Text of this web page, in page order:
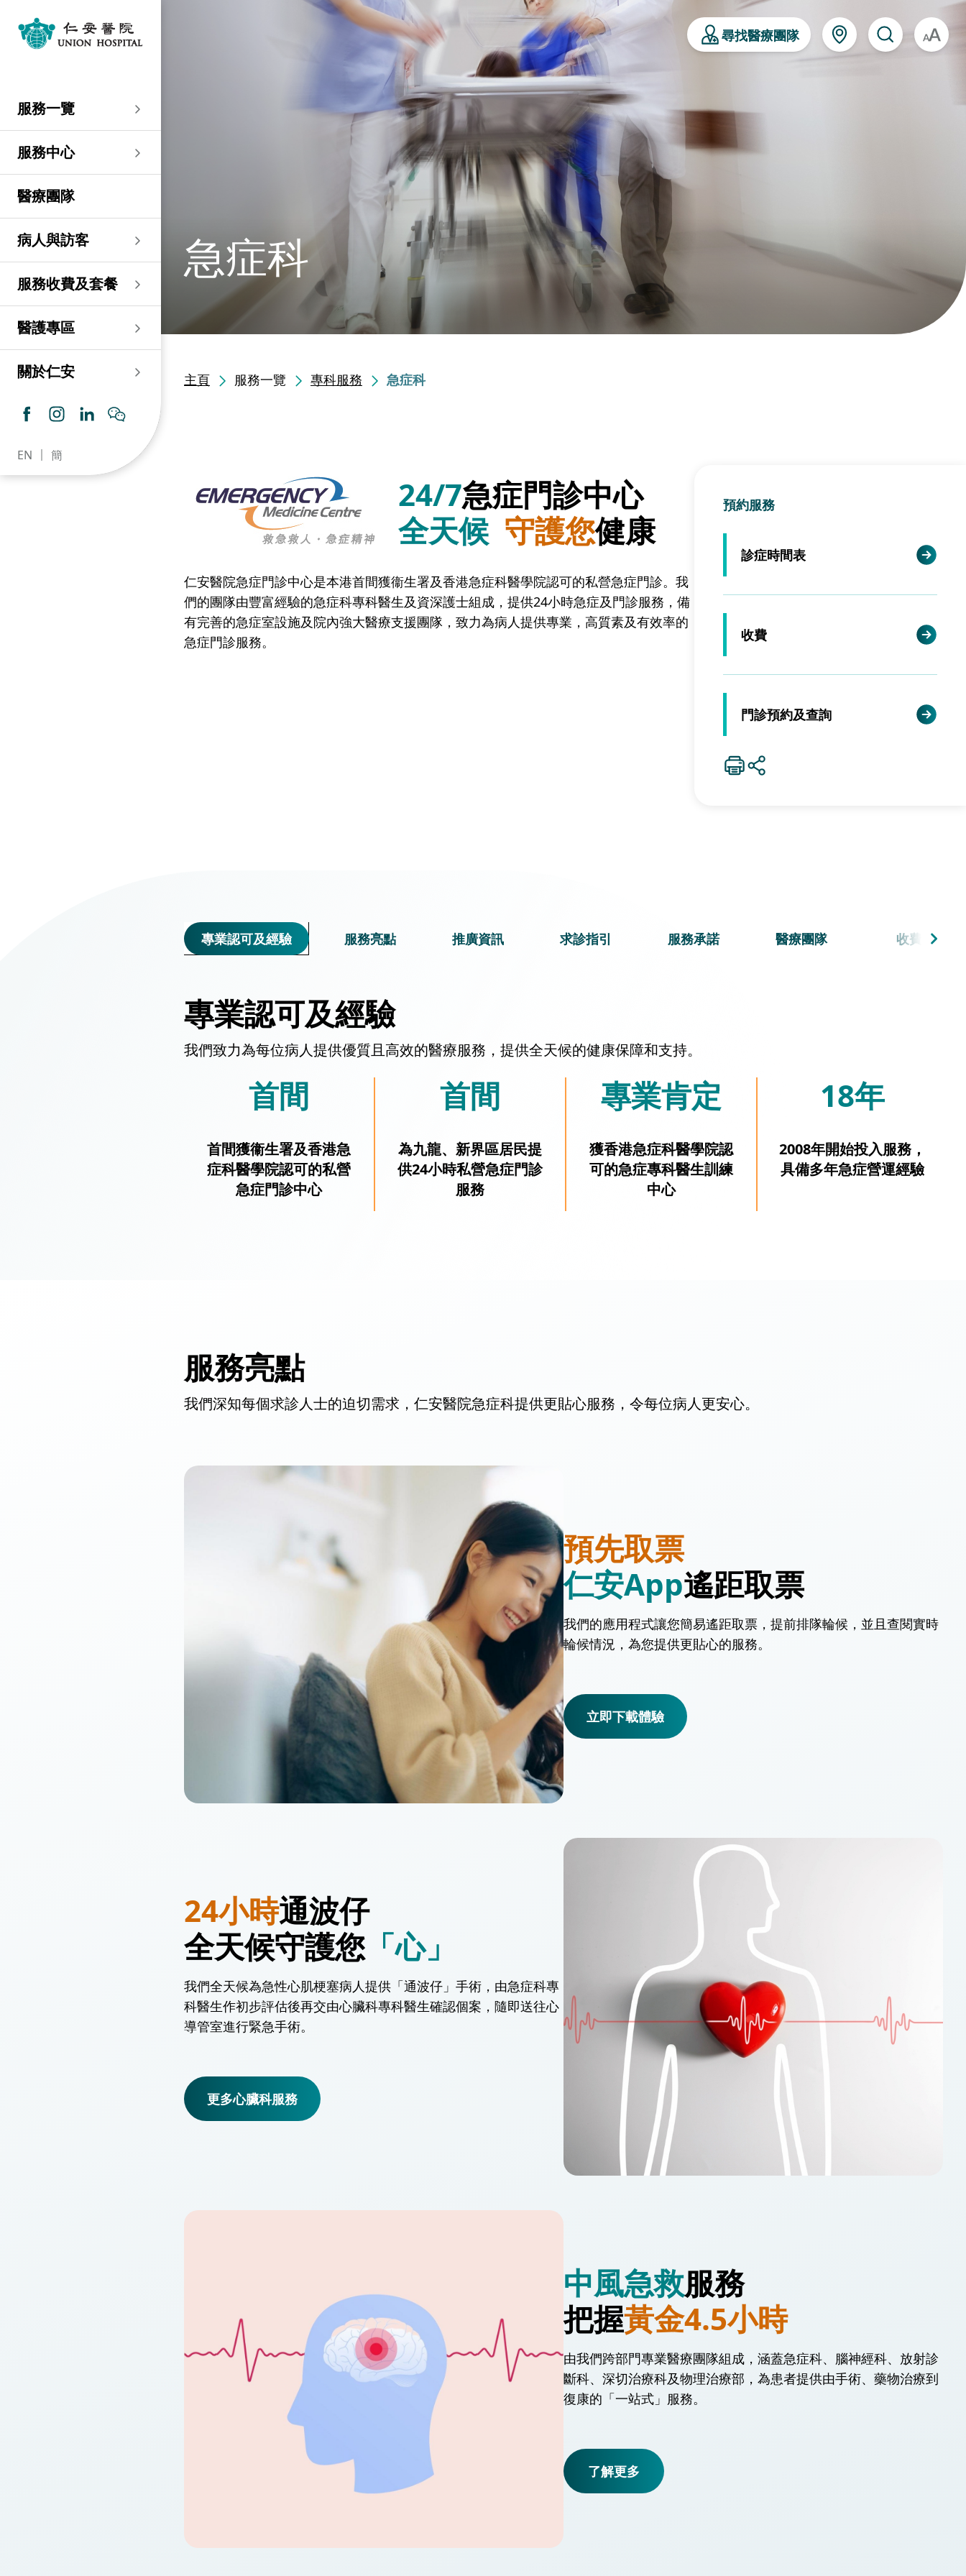
服務一覽
服務一覽
急症及門診
專科服務
專科服務
婦產科／生殖醫學
婦產科／生殖醫學
婦產科
生殖醫學科
外科
外科
乳房健康
泌尿外科
心胸肺外科
神經外科 (腦及脊椎)
整形外科
骨科
內科
內科
腸胃肝臟科
呼吸系統科
內分泌及糖尿科
風濕病科
腎科
老人科
血液及血液腫瘤科
感染及傳染病科
腫瘤科
耳鼻喉科
兒科
兒科
小兒外科及小兒泌尿科
過敏專科服務
心理衛生服務 / 精神科
其他醫療服務
其他醫療服務
健康檢查
疫苗注射
物理治療
營養諮詢
言語治療
傷口及造口專科護理服
務
藥房​
服務中心
服務中心
大圍仁安醫院
仁安微創中心
兒科/嬰兒健康中心
乳房保健及治療中心
仁安保健中心
仁安內視鏡及日間手
術中心
仁安心臟中心
內分泌及糖尿專科診
仁安眼科中心
尖沙咀 H Zentre
尖沙咀 H Zentre
仁安腫瘤中心
仁安醫療造影體檢中
心
尖沙咀美麗華廣場
尖沙咀美麗華廣場
仁安植髮中心
仁安醫院分科診所 (尖
沙咀)
仁安醫院分科診所 (尖
仁安醫院分科診所 (尖
沙咀) 內視鏡及日間治
療中心
分科診所
分科診所
沙咀)
仁安醫院分科診所 (將
軍澳)
仁安醫院分科診所
仁安醫院分科診所
(馬鞍山)
仁安醫院分科診所
(荃灣)
醫療團隊
病人與訪客
病人與訪客
入院準備
留院指南
部門服務時間
惡劣天氣安排
位置及交通 (泊車及院巴)
病人權益
病人權益
病人與家庭委員會
意見回饋
健康資訊
健康資訊
小冊子
服務收費及套餐
服務收費及套餐
醫療券計劃
醫護專區
醫護專區
預算費用
預算費用
度的先導計劃
住院及手術費用預計表
服務費用預算
休假通知只適用於V-
CODE醫生
護士訓練學校
護士網上培訓系統
(CNE)
關於仁安
關於仁安
仁安概覽
紀念日誌
醫學研究
認證及獎項
臨床績效指標
仁心仁術慈善計劃
資訊中心
資訊中心
新聞稿
專欄文章
小冊子
影片
感染控制
職位空缺
聯絡我們
聯絡我們
位置及交通 (泊車及院巴)
意見回饋
其他查詢
EN 簡
尋找醫療團隊 A
急症科
主頁 服務一覽 專科服務 急症科
24/7急症門診中心
全天候 守護您健康
仁安醫院急症門診中心是本港首間獲衞生署及香港急症科醫學院認可的私營急症門診。我
們的團隊由豐富經驗的急症科專科醫生及資深護士組成，提供24小時急症及門診服務，備
有完善的急症室設施及院內強大醫療支援團隊，致力為病人提供專業，高質素及有效率的
急症門診服務。
預約服務
診症時間表
收費
門診預約及查詢
專業認可及經驗 服務亮點 推廣資訊 求診指引 服務承諾 醫療團隊 收費
專業認可及經驗
我們致力為每位病人提供優質且高效的醫療服務，提供全天候的健康保障和支持。
首間
首間獲衞生署及香港急
症科醫學院認可的私營
急症門診中心
首間
為九龍、新界區居民提
供24小時私營急症門診
服務
專業肯定
獲香港急症科醫學院認
可的急症專科醫生訓練
中心
18年
2008年開始投入服務，
具備多年急症營運經驗
服務亮點
我們深知每個求診人士的迫切需求，仁安醫院急症科提供更貼心服務，令每位病人更安心。
預先取票
仁安App遙距取票
我們的應用程式讓您簡易遙距取票，提前排隊輪候，並且查閱實時
輪候情況，為您提供更貼心的服務。
立即下載體驗
24小時通波仔
全天候守護您 「心」
我們全天候為急性心肌梗塞病人提供「通波仔」手術，由急症科專
科醫生作初步評估後再交由心臟科專科醫生確認個案，隨即送往心
導管室進行緊急手術。
更多心臟科服務
中風急救服務
把握黃金4.5小時
由我們跨部門專業醫療團隊組成，涵蓋急症科、腦神經科、放射診
斷科、深切治療科及物理治療部，為患者提供由手術、藥物治療到
復康的「一站式」服務。
了解更多